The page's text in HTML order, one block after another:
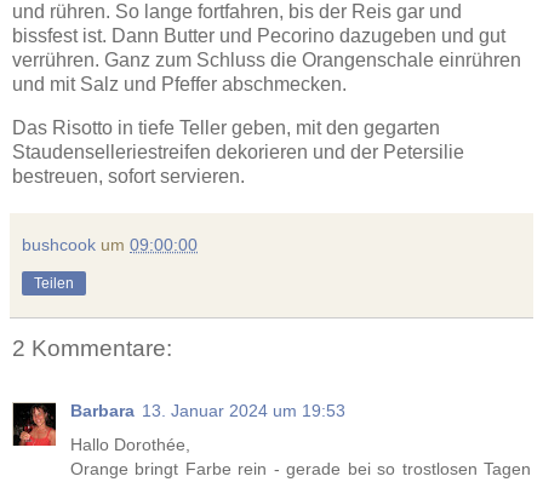
und rühren. So lange fortfahren, bis der Reis gar und
bissfest ist. Dann Butter und Pecorino dazugeben und gut
verrühren. Ganz zum Schluss die Orangenschale einrühren
und mit Salz und Pfeffer abschmecken.
Das Risotto in tiefe Teller geben, mit den gegarten
Staudenselleriestreifen dekorieren und der Petersilie
bestreuen, sofort servieren.
bushcook um 09:00:00
Teilen
2 Kommentare:
Barbara 13. Januar 2024 um 19:53
Hallo Dorothée,
Orange bringt Farbe rein - gerade bei so trostlosen Tagen